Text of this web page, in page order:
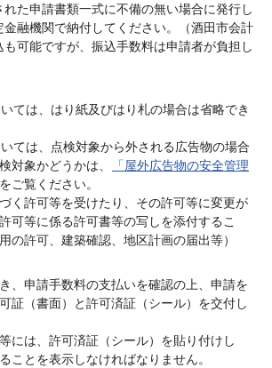
た申請書類一式に不備の無い場合に発行し
金融機関で納付してください。（酒田市会計
可能ですが、振込手数料は申請者が負担し
ては、はり紙及びはり札の場合は省略でき
ては、点検対象から外される広告物の場合
対象かどうかは、
「屋外広告物の安全管理
ご覧ください。
く許可等を受けたり、その許可等に変更が
可等に係る許可書等の写しを添付するこ
の許可、建築確認、地区計画の届出等）
、申請手数料の支払いを確認の上、申請を
証（書面）と許可済証（シール）を交付し
には、許可済証（シール）を貼り付けし
ことを表示しなければなりません。